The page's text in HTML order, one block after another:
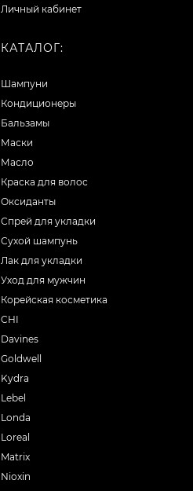
Личный кабинет
КАТАЛОГ:
Шампуни
Кондиционеры
Бальзамы
Маски
Масло
Краска для волос
Оксиданты
Спрей для укладки
Сухой шампунь
Лак для укладки
Уход для мужчин
Корейская косметика
CHI
Davines
Goldwell
Kydra
Lebel
Londa
Loreal
Matrix
Nioxin